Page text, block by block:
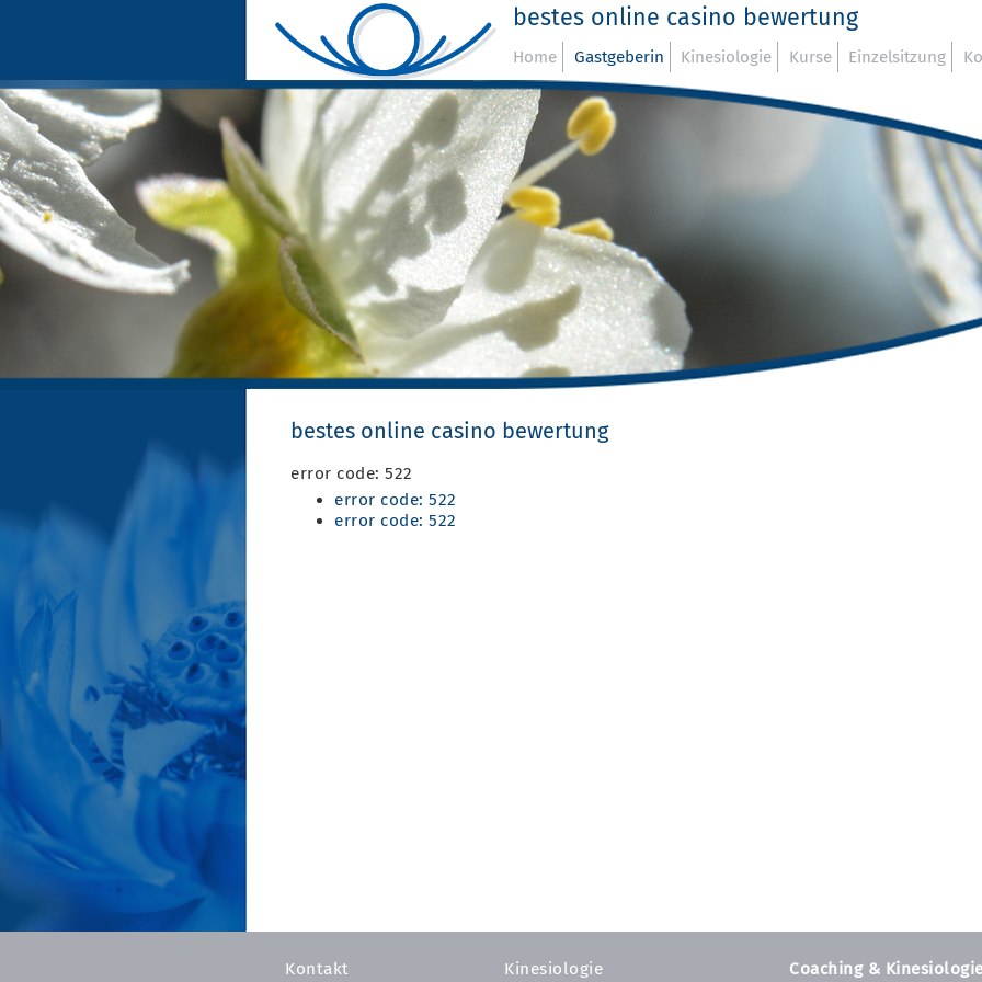
bestes online casino bewertung
Home Gastgeberin Kinesiologie Kurse Einzelsitzung
bestes online casino bewertung
error code: 522
error code: 522
error code: 522
Kontakt
Kinesiologie
Coaching &